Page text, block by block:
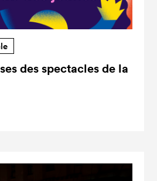
des spectacles de la